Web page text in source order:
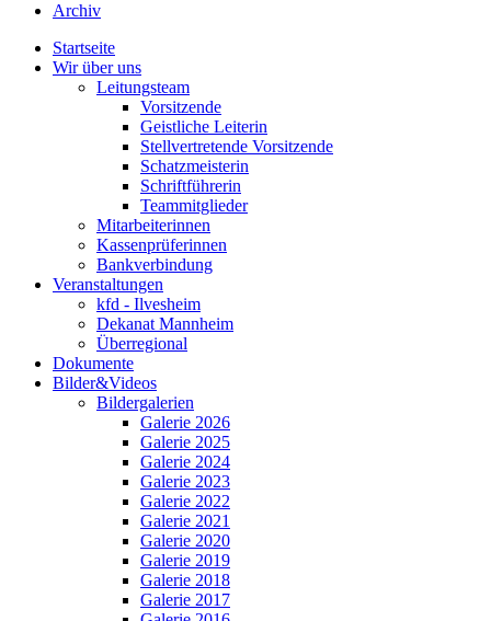
Archiv
Startseite
Wir über uns
Leitungsteam
Vorsitzende
Geistliche Leiterin
Stellvertretende Vorsitzende
Schatzmeisterin
Schriftführerin
Teammitglieder
Mitarbeiterinnen
Kassenprüferinnen
Bankverbindung
Veranstaltungen
kfd - Ilvesheim
Dekanat Mannheim
Überregional
Dokumente
Bilder&Videos
Bildergalerien
Galerie 2026
Galerie 2025
Galerie 2024
Galerie 2023
Galerie 2022
Galerie 2021
Galerie 2020
Galerie 2019
Galerie 2018
Galerie 2017